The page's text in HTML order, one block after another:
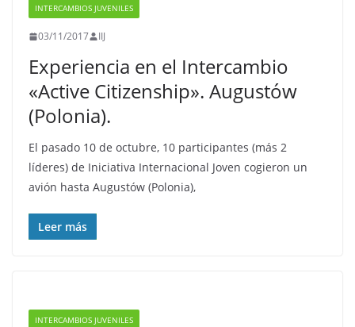
INTERCAMBIOS JUVENILES
03/11/2017 IIJ
Experiencia en el Intercambio
«Active Citizenship». Augustów
(Polonia).
El pasado 10 de octubre, 10 participantes (más 2
líderes) de Iniciativa Internacional Joven cogieron un
avión hasta Augustów (Polonia),
Leer más
INTERCAMBIOS JUVENILES